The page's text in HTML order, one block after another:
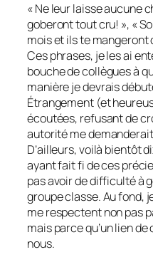
« Ne leur laisse aucune
goberont tout cru! », «
mois et ils te mangeront
Ces phrases, je les ai
bouche de collègues à
manière je devrais
Étrangement (et
écoutées, refusant de
autorité me
D’ailleurs, voilà bientôt
ayant fait fi de ces
pas avoir de difficulté à
groupe classe. Au fond,
me respectent non pas
mais parce qu’un lien
nous.